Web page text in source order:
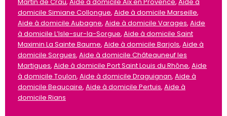
domicile Simiane Collongue, Aide à domicile Marseille,
Aide à domicile Aubagne, Aide à domicile Varages, Aide
à domicile L’Isle-sur-la-Sorgue, Aide à domicile Saint
Maximin La Sainte Baume, Aide à domicile Barjols, Aide à
domicile Sorgues, Aide à domicile Châteauneuf les
Martigues, Aide à domicile Port Saint Louis du Rhône, Aide
à domicile Toulon, Aide à domicile Draguignan, Aide à
domicile Beaucaire, Aide à domicile Pertuis, Aide à
domicile Rians